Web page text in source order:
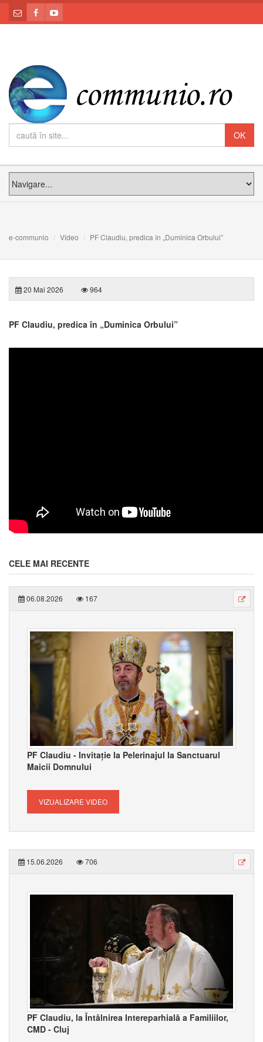
e-communio Video PF Claudiu, predica în „Duminica Orbului”
20 Mai 2026 964
PF Claudiu, predica în „Duminica Orbului”
CELE MAI RECENTE
06.08.2026 167
PF Claudiu - Invitație la Pelerinajul la Sanctuarul
Maicii Domnului
VIZUALIZARE VIDEO
15.06.2026 706
PF Claudiu, la Întâlnirea Intereparhială a Familiilor,
CMD - Cluj